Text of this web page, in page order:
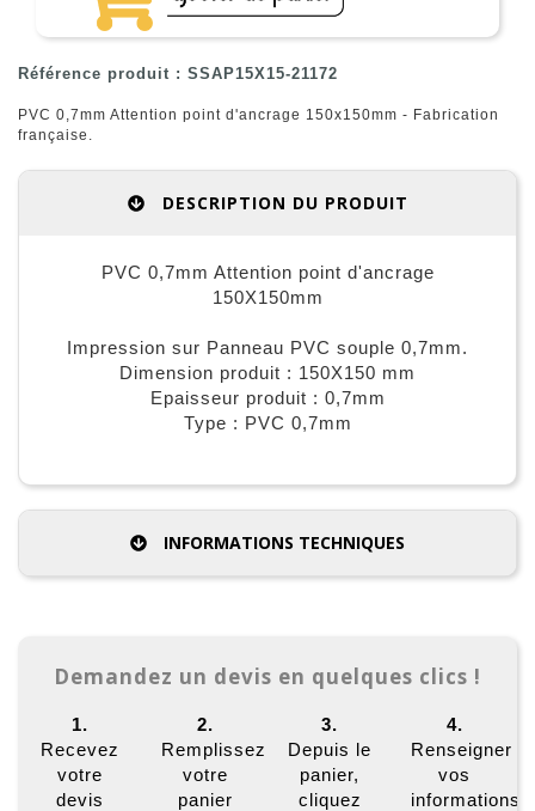
Référence produit : SSAP15X15-21172
PVC 0,7mm Attention point d'ancrage 150x150mm - Fabrication
française.
DESCRIPTION DU PRODUIT
PVC 0,7mm Attention point d'ancrage
150X150mm
Impression sur Panneau PVC souple 0,7mm.
Dimension produit : 150X150 mm
Epaisseur produit : 0,7mm
Type : PVC 0,7mm
INFORMATIONS TECHNIQUES
Demandez un devis en quelques clics !
1.
Recevez
votre
devis
2.
Remplissez
votre
panier
3.
Depuis le
panier,
cliquez
4.
Renseigner
vos
informations